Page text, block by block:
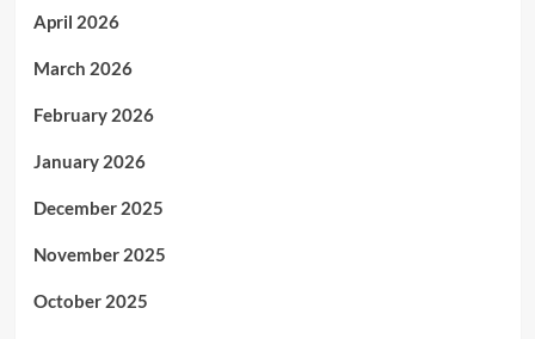
April 2026
March 2026
February 2026
January 2026
December 2025
November 2025
October 2025